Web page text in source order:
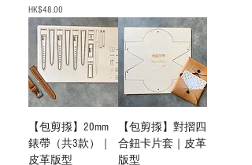
價格
HK$48.00
【包剪揼】20mm
錶帶（共3款）｜
皮革版型
【包剪揼】對摺四
合鈕卡片套｜皮革
版型